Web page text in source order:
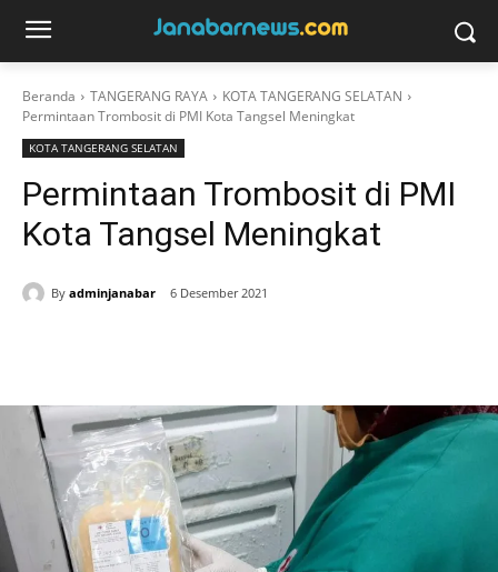
Beranda TANGERANG RAYA
KOTA TANGERANG SELATAN
Permintaan Trombosit di PMI Kota Tangsel Meningkat
KOTA TANGERANG SELATAN
Permintaan Trombosit di PMI
Kota Tangsel Meningkat
By adminjanabar 6 Desember 2021